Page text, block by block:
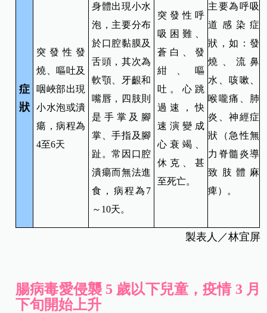
症
狀
突發性發
燒、嘔吐及
咽峽部出現
小水泡或潰
瘍，病程為
4至6天
身體出現小水
泡，主要分布
於口腔黏膜及
舌頭，其次為
軟顎、牙齦和
嘴唇，四肢則
是手掌及腳
掌、手指及腳
趾。常因口腔
潰瘍而無法進
食，病程為7
～10天。
突發性呼
吸困難、
蒼白、發
紺、嘔
吐。心跳
過速，快
速演變成
心衰竭、
休克、甚
至死亡。
主要為呼吸
道感染症
狀，如：發
燒、流鼻
水、咳嗽、
喉嚨痛、肺
炎、神經症
狀（急性無
力脊髓炎導
致肢體麻
痺）。
製表人／林宜屏
腸病毒愛侵襲 5 歲以下兒童，疫情 3 月
下旬開始上升